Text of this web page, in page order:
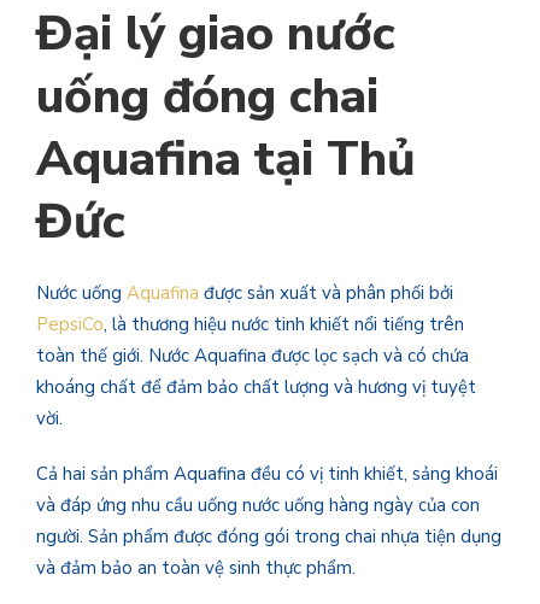
Đại lý giao nước
uống đóng chai
Aquafina tại Thủ
Đức
Nước uống Aquafina được sản xuất và phân phối bởi
PepsiCo, là thương hiệu nước tinh khiết nổi tiếng trên
toàn thế giới. Nước Aquafina được lọc sạch và có chứa
khoáng chất để đảm bảo chất lượng và hương vị tuyệt
vời.
Cả hai sản phẩm Aquafina đều có vị tinh khiết, sảng khoái
và đáp ứng nhu cầu uống nước uống hàng ngày của con
người. Sản phẩm được đóng gói trong chai nhựa tiện dụng
và đảm bảo an toàn vệ sinh thực phẩm.